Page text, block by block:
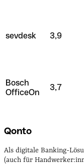
sevdesk 3,9
Bosch
OfficeOn
3,7
Qonto
Als digitale Banking-
(auch für